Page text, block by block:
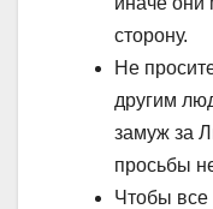
сторону.
Не
другим
замуж за
просьбы
Чтобы все